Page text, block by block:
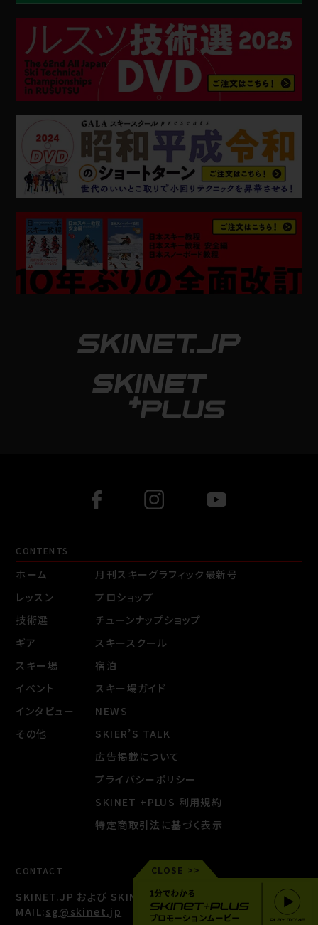
CONTENTS
ホーム
レッスン
技術選
ギア
スキー場
イベント
インタビュー
その他
月刊スキーグラフィック最新号
プロショップ
チューンナップショップ
スキースクール
宿泊
スキー場ガイド
NEWS
SKIER’S TALK
広告掲載について
プライバシーポリシー
SKINET +PLUS 利用規約
特定商取引法に基づく表示
CONTACT
SKINET.JP および SKINET +PLUSに関するお問い合わせ
MAIL:sg@skinet.jp
CLOSE